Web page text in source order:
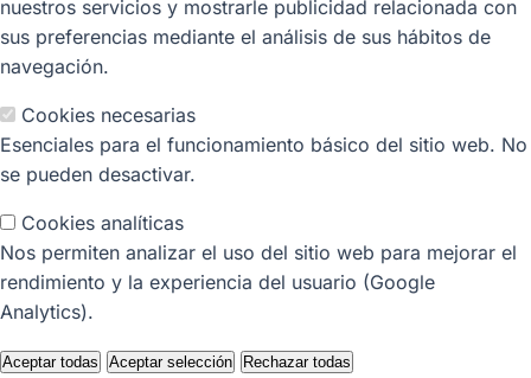
nuestros servicios y mostrarle publicidad relacionada con
sus preferencias mediante el análisis de sus hábitos de
navegación.
Cookies necesarias
Esenciales para el funcionamiento básico del sitio web. No
se pueden desactivar.
Cookies analíticas
Nos permiten analizar el uso del sitio web para mejorar el
rendimiento y la experiencia del usuario (Google
Analytics).
Aceptar todas Aceptar selección Rechazar todas